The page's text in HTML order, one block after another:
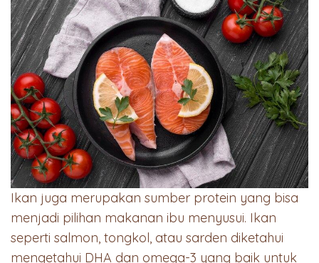
Ikan juga merupakan sumber protein yang bisa
menjadi pilihan makanan ibu menyusui. Ikan
seperti salmon, tongkol, atau sarden diketahui
mengetahui DHA dan omega-3 yang baik untuk